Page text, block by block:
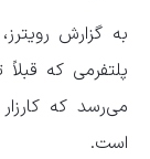
به گزارش
پلتفرمی که
است.